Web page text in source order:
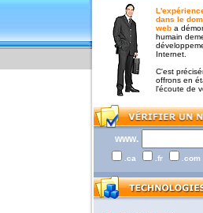
dans le
web a
humain
Internet.
C'est
offrons en
l'écoute de
www.
.ca .fr .com